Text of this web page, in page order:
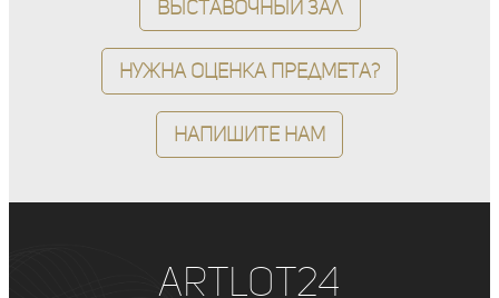
Выставочный зал
Нужна оценка предмета?
Напишите нам
ArtLot24